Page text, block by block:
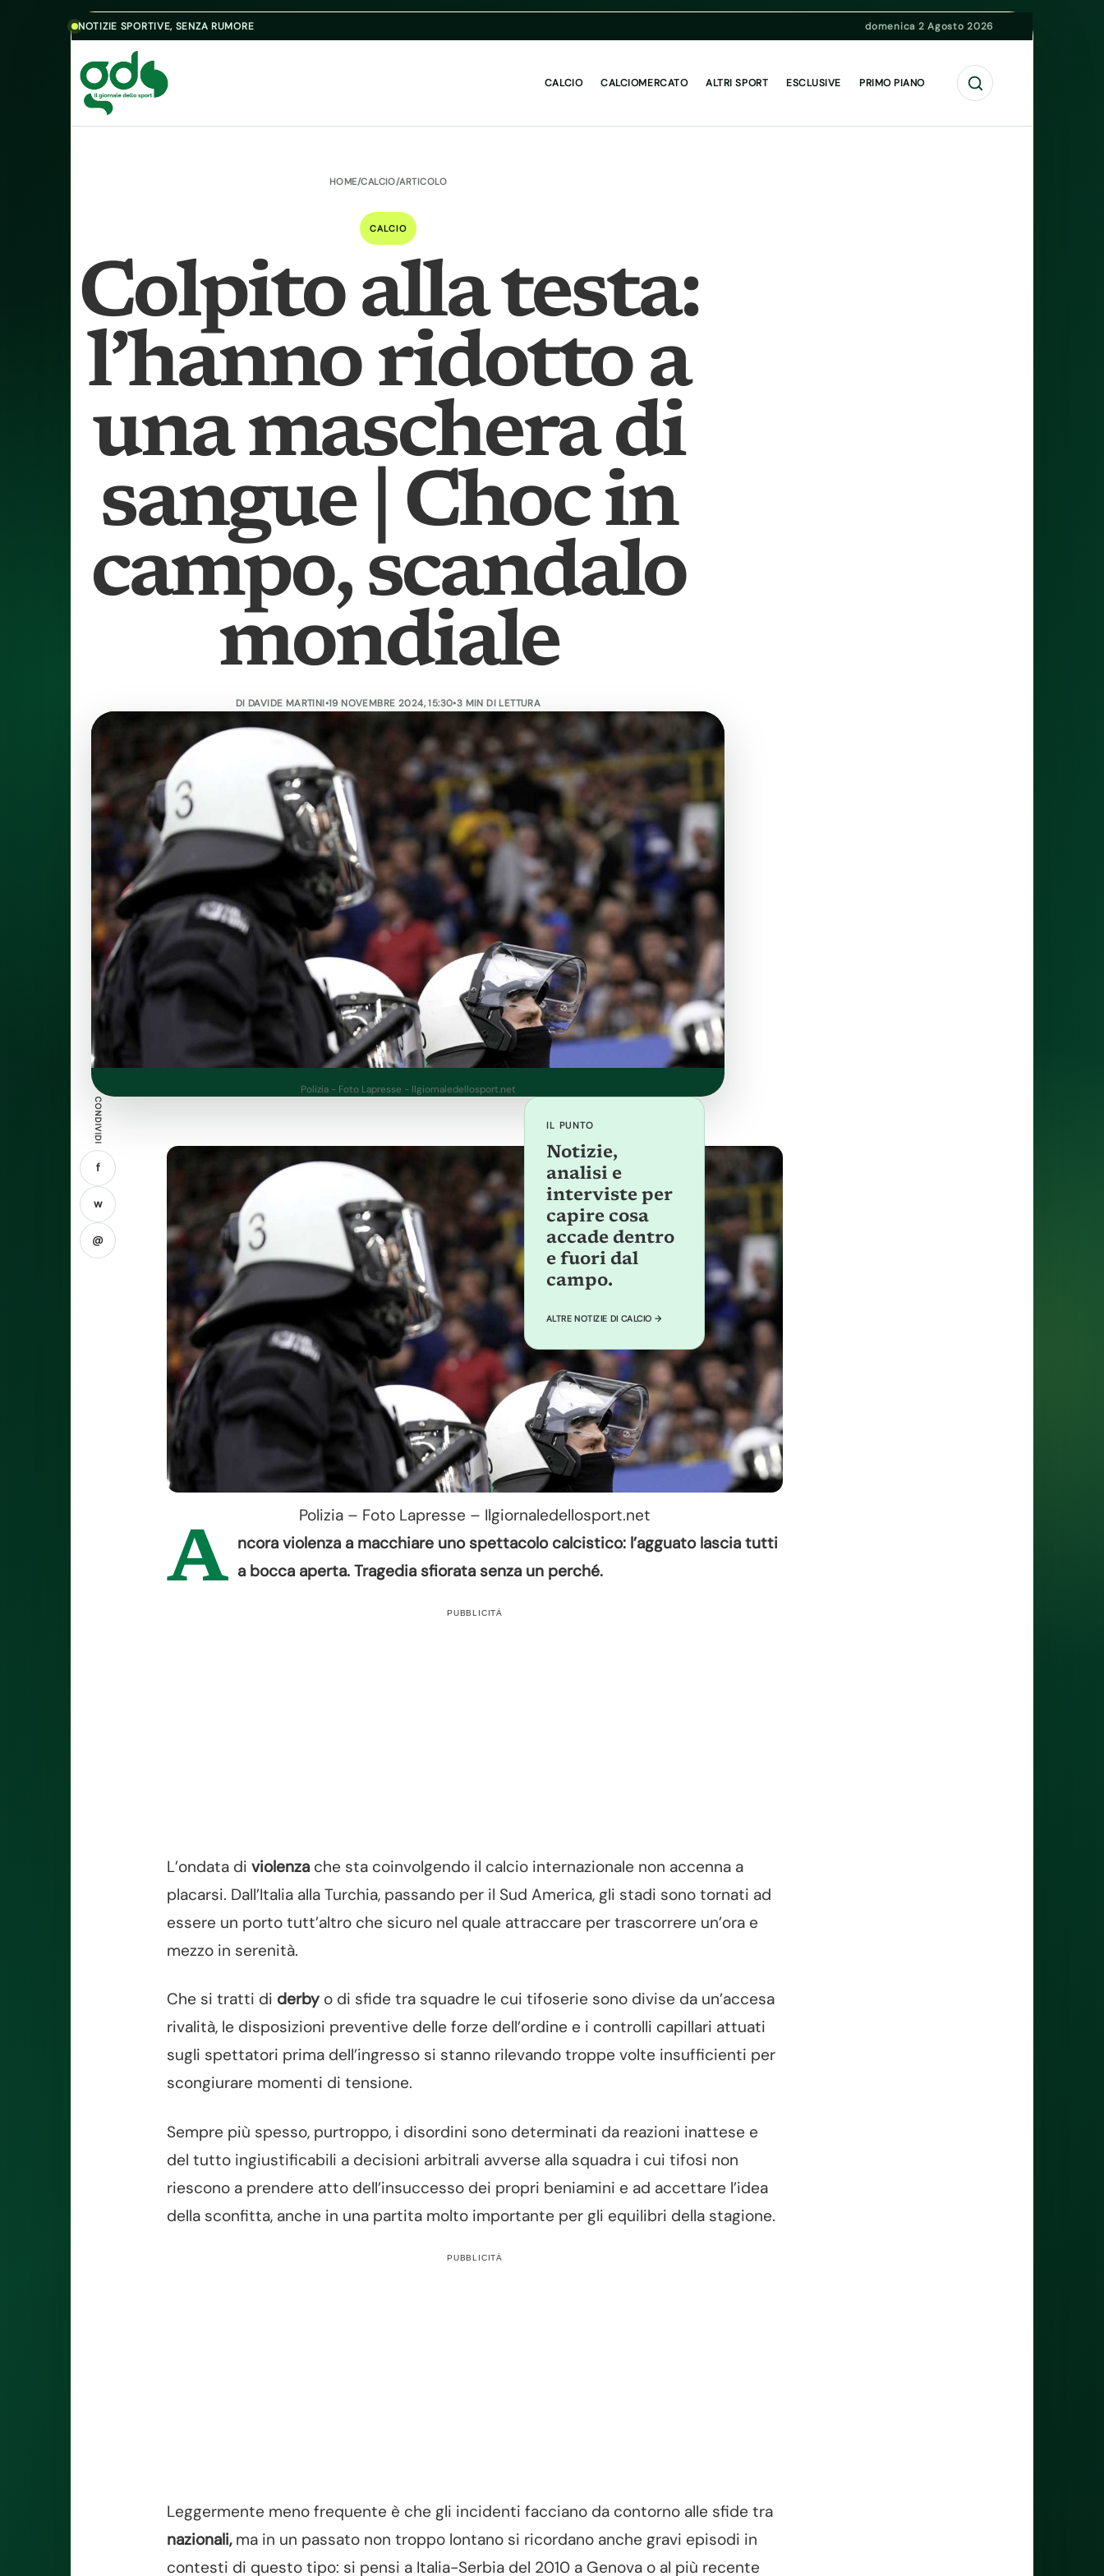
Skip to content
NOTIZIE SPORTIVE, SENZA RUMORE domenica 2 Agosto 2026
CALCIO CALCIOMERCATO ALTRI SPORT ESCLUSIVE PRIMO PIANO Cerca
HOME/CALCIO/ARTICOLO
CALCIO
Colpito alla testa:
l’hanno ridotto a
una maschera di
sangue | Choc in
campo, scandalo
mondiale
DI DAVIDE MARTINI•19 NOVEMBRE 2024, 15:30•3 MIN DI LETTURA
Polizia - Foto Lapresse - Ilgiornaledellosport.net
CONDIVIDI
f
w
@
Polizia – Foto Lapresse – Ilgiornaledellosport.net
A ncora violenza a macchiare uno spettacolo calcistico: l’agguato lascia tutti
a bocca aperta. Tragedia sfiorata senza un perché.
PUBBLICITÀ
L’ondata di violenza che sta coinvolgendo il calcio internazionale non accenna a
placarsi. Dall’Italia alla Turchia, passando per il Sud America, gli stadi sono tornati ad
essere un porto tutt’altro che sicuro nel quale attraccare per trascorrere un’ora e
mezzo in serenità.
Che si tratti di derby o di sfide tra squadre le cui tifoserie sono divise da un’accesa
rivalità, le disposizioni preventive delle forze dell’ordine e i controlli capillari attuati
sugli spettatori prima dell’ingresso si stanno rilevando troppe volte insufficienti per
scongiurare momenti di tensione.
Sempre più spesso, purtroppo, i disordini sono determinati da reazioni inattese e
del tutto ingiustificabili a decisioni arbitrali avverse alla squadra i cui tifosi non
riescono a prendere atto dell’insuccesso dei propri beniamini e ad accettare l’idea
della sconfitta, anche in una partita molto importante per gli equilibri della stagione.
PUBBLICITÀ
Leggermente meno frequente è che gli incidenti facciano da contorno alle sfide tra
nazionali,ma in un passato non troppo lontano si ricordano anche gravi episodi in
contesti di questo tipo: si pensi a Italia-Serbia del 2010 a Genova o al più recente
IL PUNTO
Notizie,
analisi e
interviste per
capire cosa
accade dentro
e fuori dal
campo.
ALTRE NOTIZIE DI CALCIO →